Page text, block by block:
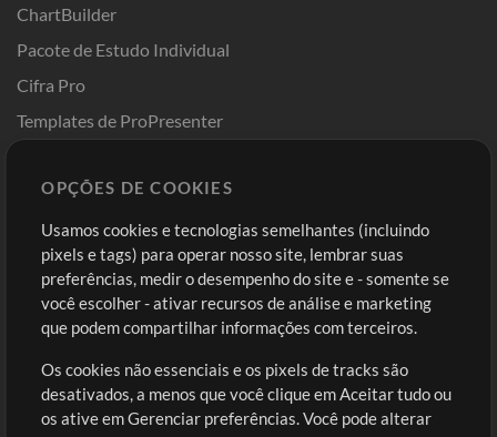
ChartBuilder
Pacote de Estudo Individual
Cifra Pro
Templates de ProPresenter
Comprar Créditos
Conteúdo Grátis
Solicite uma Música
Extras
Sessões
Entre
Cadastre-se
Ir ao carrinho
OPÇÕES DE COOKIES
Usamos cookies e tecnologias semelhantes (incluindo
pixels e tags) para operar nosso site, lembrar suas
preferências, medir o desempenho do site e - somente se
você escolher - ativar recursos de análise e marketing
que podem compartilhar informações com terceiros.
Os cookies não essenciais e os pixels de tracks são
desativados, a menos que você clique em Aceitar tudo ou
os ative em Gerenciar preferências. Você pode alterar